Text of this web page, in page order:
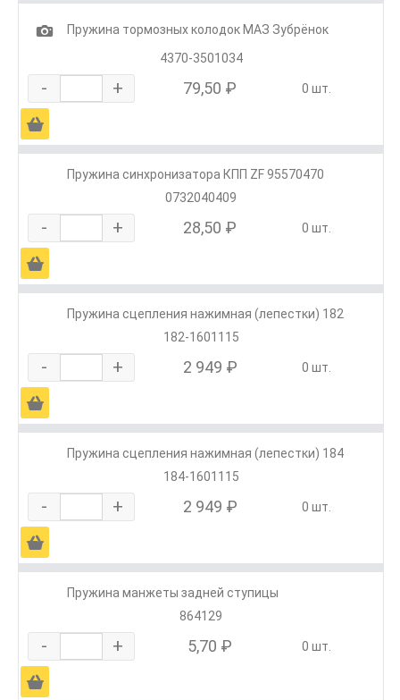
1
Пружина тормозных колодок МАЗ Зубрёнок
4370-3501034
- + 79,50 ₽ 0 шт.
Ä
Пружина синхронизатора КПП ZF 95570470
0732040409
- + 28,50 ₽ 0 шт.
Ä
Пружина сцепления нажимная (лепестки) 182
182-1601115
- + 2 949 ₽ 0 шт.
Ä
Пружина сцепления нажимная (лепестки) 184
184-1601115
- + 2 949 ₽ 0 шт.
Ä
Пружина манжеты задней ступицы
864129
- + 5,70 ₽ 0 шт.
Ä